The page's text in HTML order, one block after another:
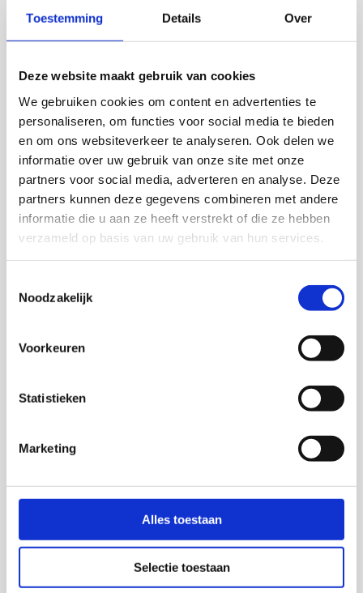
Toestemming Details Over
Deze website maakt gebruik van cookies
We gebruiken cookies om content en advertenties te
personaliseren, om functies voor social media te bieden
en om ons websiteverkeer te analyseren. Ook delen we
informatie over uw gebruik van onze site met onze
partners voor social media, adverteren en analyse. Deze
partners kunnen deze gegevens combineren met andere
informatie die u aan ze heeft verstrekt of die ze hebben
verzameld op basis van uw gebruik van hun services.
Noodzakelijk
Voorkeuren
Statistieken
Marketing
Alles toestaan
Selectie toestaan
andere bedrijven binnen de groep te
ondersteunen in hun groei en succes.